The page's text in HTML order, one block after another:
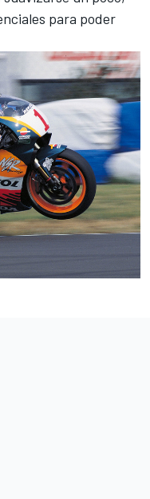
para poder